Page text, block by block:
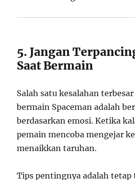
5. Jangan
Saat Bermain
Salah satu kesalahan
bermain Spaceman adalah
berdasarkan emosi. Ketika
pemain mencoba mengejar
menaikkan taruhan.
Tips pentingnya adalah tetap